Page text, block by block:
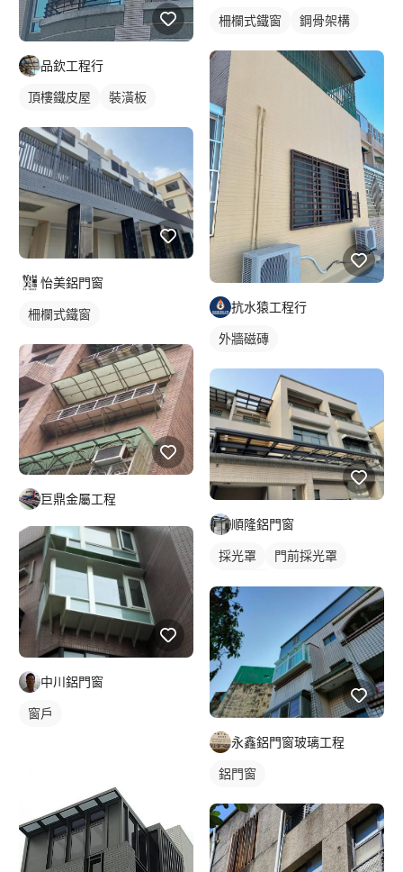
品欽工程行
頂樓鐵皮屋 裝潢板
怡美鋁門窗
柵欄式鐵窗
巨鼎金屬工程
中川鋁門窗
窗戶
柵欄式鐵窗 鋼骨架構
抗水猿工程行
外牆磁磚
順隆鋁門窗
採光罩
門前採光罩
永鑫鋁門窗玻璃工程
鋁門窗